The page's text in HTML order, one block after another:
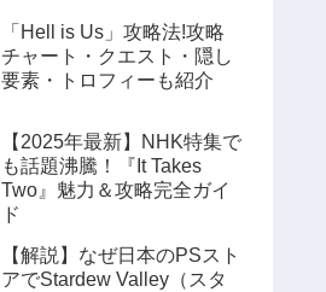
「Hell is Us」攻略法!攻略
チャート・クエスト・隠し
要素・トロフィーも紹介
【2025年最新】NHK特集で
も話題沸騰！『It Takes
Two』魅力＆攻略完全ガイ
ド
【解説】なぜ日本のPSスト
アでStardew Valley（スタ